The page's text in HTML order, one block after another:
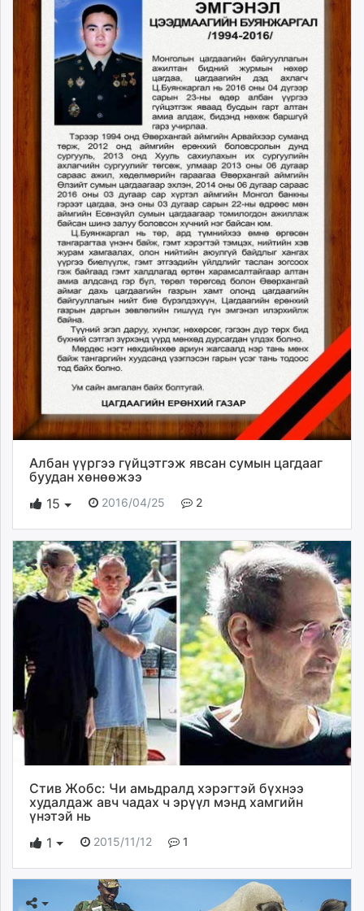
Албан үүргээ гүйцэтгэж явсан сумын цагдааг
буудан хөнөөжээ
15
2016/04/25 2
Стив Жобс: Чи амьдралд хэрэгтэй бүхнээ
худалдаж авч чадах ч эрүүл мэнд хамгийн
үнэтэй нь
1
2015/11/12 1